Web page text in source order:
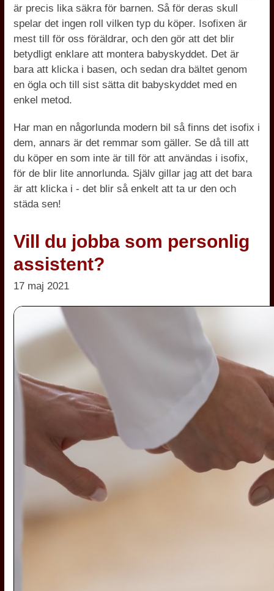
är precis lika säkra för barnen. Så för deras skull
spelar det ingen roll vilken typ du köper. Isofixen är
mest till för oss föräldrar, och den gör att det blir
betydligt enklare att montera babyskyddet. Det är
bara att klicka i basen, och sedan dra bältet genom
en ögla och till sist sätta dit babyskyddet med en
enkel metod.
Har man en någorlunda modern bil så finns det isofix i
dem, annars är det remmar som gäller. Se då till att
du köper en som inte är till för att användas i isofix,
för de blir lite annorlunda. Själv gillar jag att det bara
är att klicka i - det blir så enkelt att ta ur den och
städa sen!
Vill du jobba som personlig
assistent?
17 maj 2021